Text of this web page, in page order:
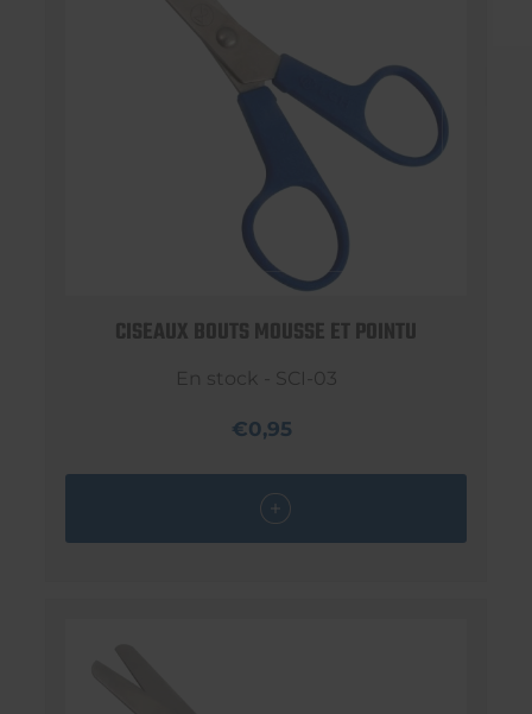
CISEAUX BOUTS MOUSSE ET POINTU
En stock - SCI-03
€0,95